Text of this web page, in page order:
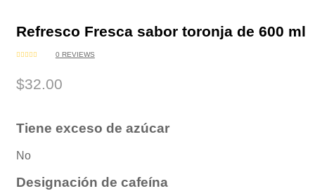
Refresco Fresca sabor toronja de 600 ml
DE
5
0 REVIEWS
$32.00
Tiene exceso de azúcar
No
Designación de cafeína